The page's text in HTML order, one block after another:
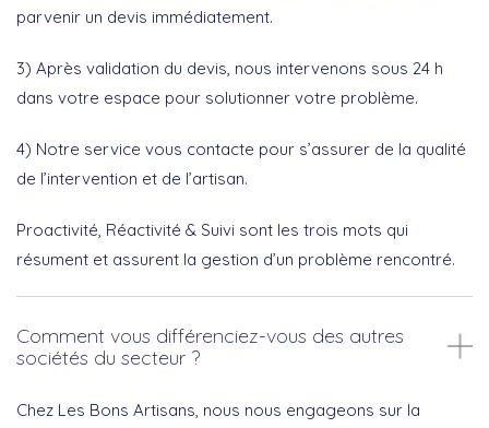
parvenir un devis immédiatement.
3) Après validation du devis, nous intervenons sous 24 h
dans votre espace pour solutionner votre problème.
4) Notre service vous contacte pour s’assurer de la qualité
de l’intervention et de l’artisan.
Proactivité, Réactivité & Suivi sont les trois mots qui
résument et assurent la gestion d’un problème rencontré.
Comment vous différenciez-vous des autres
sociétés du secteur ?
Chez Les Bons Artisans, nous nous engageons sur la